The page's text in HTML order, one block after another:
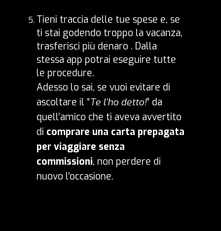
Tieni traccia delle tue spese e, se
ti stai godendo troppo la vacanza,
trasferisci più denaro . Dalla
stessa app potrai eseguire tutte
le procedure.
Adesso lo sai, se vuoi evitare di
ascoltare il “Te l’ho detto!” da
quell’amico che ti aveva avvertito
di comprare una carta prepagata
per viaggiare senza
commissioni, non perdere di
nuovo l’occasione.